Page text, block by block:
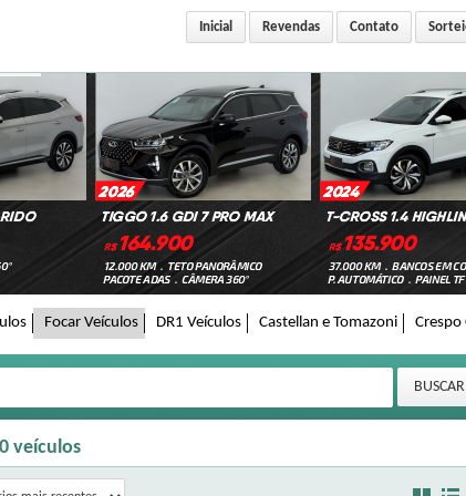
Inicial Revendas Contato
Focar Veículos DR1 Veículos Castellan e Tomazoni Crespo
veículos